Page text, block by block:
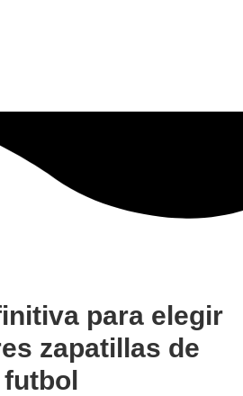
para elegir
zapatillas de
futbol